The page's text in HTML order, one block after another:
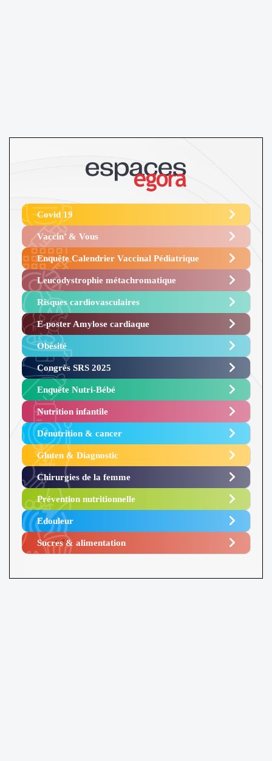
Covid 19
Vaccin’ & Vous
Enquête Calendrier Vaccinal Pédiatrique
Leucodystrophie métachromatique
Risques cardiovasculaires
E-poster Amylose cardiaque ​
Obésité ​
Congrès SRS 2025 ​
Enquête Nutri-Bébé ​
Nutrition infantile
Dénutrition & cancer
Gluten & Diagnostic
Chirurgies de la femme
Prévention nutritionnelle
Edouleur​
Sucres & alimentation​